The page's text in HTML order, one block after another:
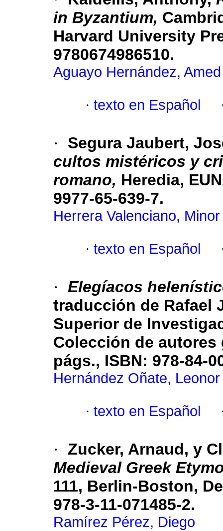
in Byzantium,
Harvard University
9780674986510.
Aguayo Hernández,
· texto en Español
·
Segura Jaubert,
cultos mistéricos y
romano, Heredia,
9977-65-639-7.
Herrera Valenciano, Minor
· texto en Español
· Elegíacos
traducción de Rafael
Superior de
Colección de autores
págs., ISBN: 978-84-
Hernández Oñate, Leonor
· texto en Español
·
Zucker, Arnaud, y
Medieval Greek
111, Berlin-Boston,
978-3-11-071485-2.
Ramírez Pérez, Diego